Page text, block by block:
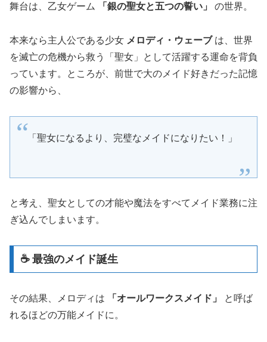
舞台は、乙女ゲーム 「銀の聖女と五つの誓い」 の世界。
本来なら主人公である少女 メロディ・ウェーブは、世界
を滅亡の危機から救う「聖女」として活躍する運命を背負
っています。ところが、前世で大のメイド好きだった記憶
の影響から、
「聖女になるより、完璧なメイドになりたい！」
と考え、聖女としての才能や魔法をすべてメイド業務に注
ぎ込んでしまいます。
☕ 最強のメイド誕生
その結果、メロディは 「オールワークスメイド」
と呼ば
れるほどの万能メイドに。